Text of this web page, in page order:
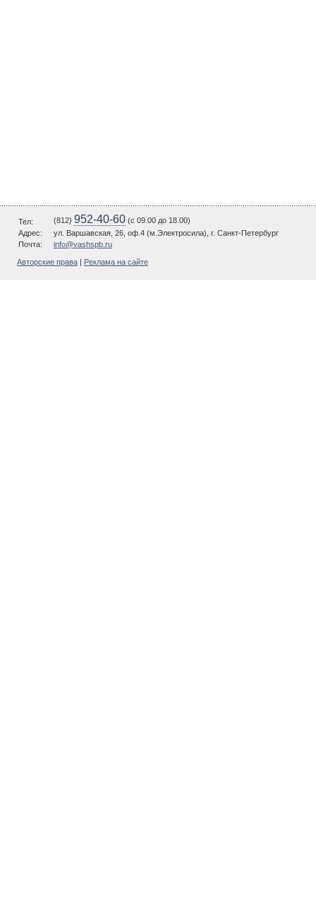
Тел: (812) 952-40-60 (c 09.00 до 18.00)
Адрес:
ул. Варшавская, 26, оф.4 (м.Электросила), г. Санкт-Петербург
Почта:
info@vashspb.ru
Авторские права Реклама на сайте